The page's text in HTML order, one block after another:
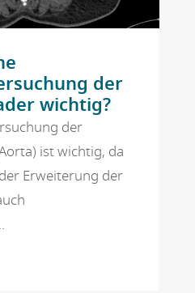
der
wichtig?
der
ist wichtig, da
Erweiterung der